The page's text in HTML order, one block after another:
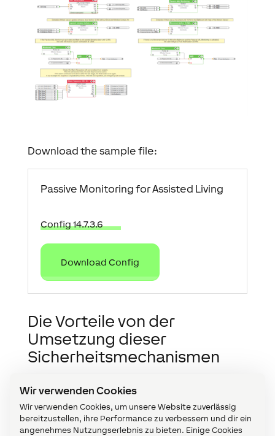
Wir verwenden Cookies
Wir verwenden Cookies, um unsere Website zuverlässig
bereitzustellen, ihre Performance zu verbessern und dir ein
angenehmes Nutzungserlebnis zu bieten. Einige Cookies
Download the sample file:
Passive Monitoring for Assisted Living
Config 14.7.3.6
Download Config
Die Vorteile von der
Umsetzung dieser
Sicherheitsmechanismen
hat eine eindeutige Tendenz: Wir werden immer
älter. Die Menschen werden aber nicht einfach
älter, auch ihr Anteil an der Gesamtbevölkerung